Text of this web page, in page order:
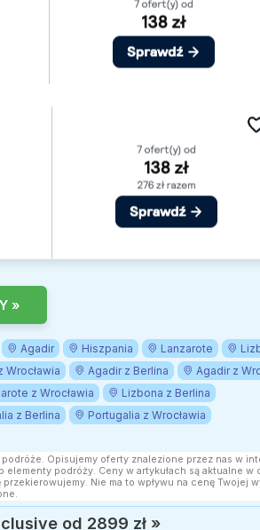
»
Agadir Hiszpania Lanzarote
Wrocławia Agadir z Berlina
Agadir z
z Wrocławia
Lizbona z Berlina
z Berlina
Portugalia z Wrocławia
Opisujemy oferty znalezione przez nas w
podróży. Ceny w artykułach są aktualne w
Nie ma to wpływu na cenę Twojej
od 2899 zł »